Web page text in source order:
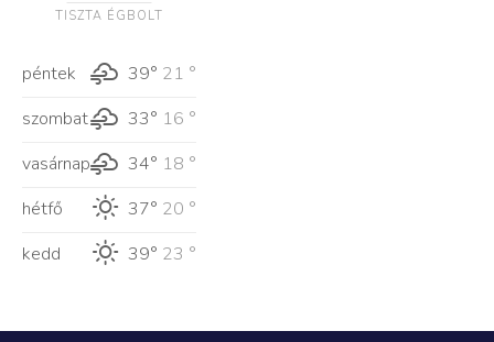
TISZTA ÉGBOLT
péntek 39° 21 °
szombat
33° 16 °
vasárnap
34° 18 °
hétfő
37° 20 °
kedd
39° 23 °